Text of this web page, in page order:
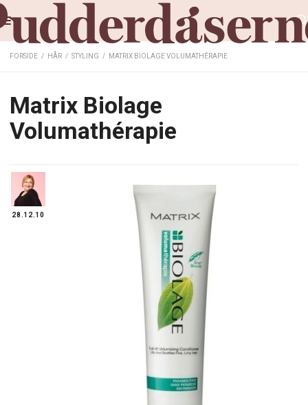
FORSIDE / HÅR / STYLING / MATRIX BIOLAGE VOLUMATHÉRAPIE
Matrix Biolage
Volumathérapie
28.12.10